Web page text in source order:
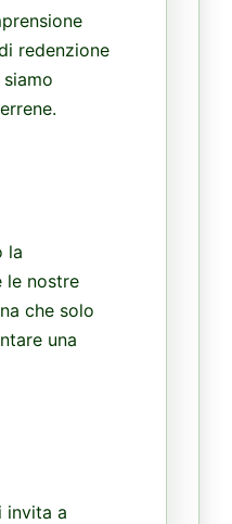
redenzione
la
le nostre
che solo
una
invita a